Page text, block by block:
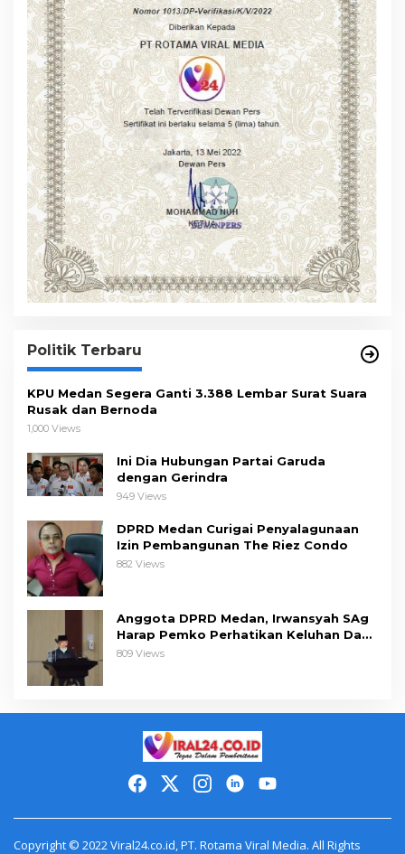
Politik Terbaru
KPU Medan Segera Ganti 3.388 Lembar Surat Suara
Rusak dan Bernoda
1,000 Views
Ini Dia Hubungan Partai Garuda
dengan Gerindra
949 Views
DPRD Medan Curigai Penyalagunaan
Izin Pembangunan The Riez Condo
882 Views
Anggota DPRD Medan, Irwansyah SAg
Harap Pemko Perhatikan Keluhan Dapil
III
809 Views
Copyright © 2022 Viral24.co.id, PT. Rotama Viral Media. All Rights